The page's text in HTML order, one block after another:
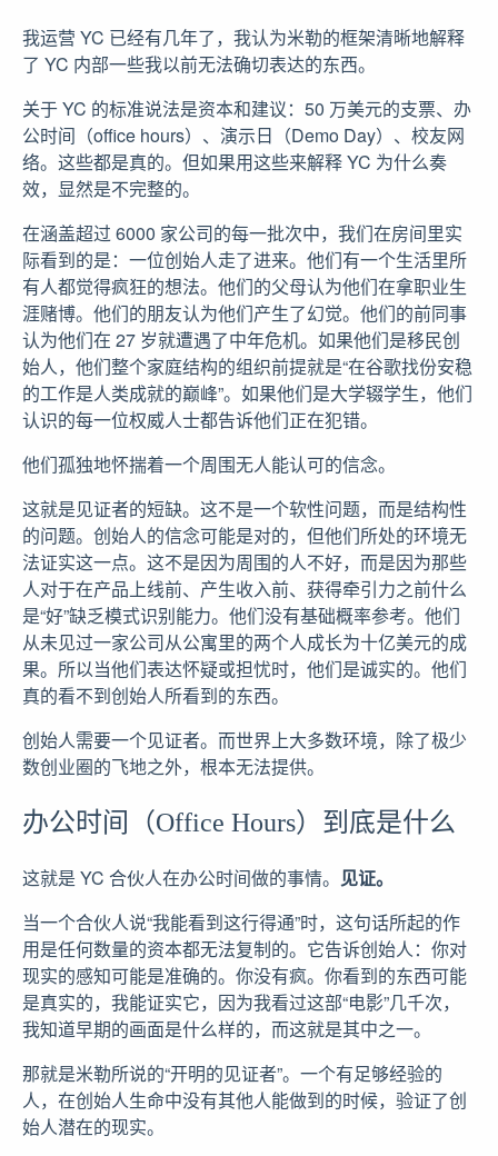
我运营 YC 已经有几年了，我认为米勒的框架清晰地解释
了 YC 内部一些我以前无法确切表达的东西。
关于 YC 的标准说法是资本和建议：50 万美元的支票、办
公时间（office hours）、演示日（Demo Day）、校友网
络。这些都是真的。但如果用这些来解释 YC 为什么奏
效，显然是不完整的。
在涵盖超过 6000 家公司的每一批次中，我们在房间里实
际看到的是：一位创始人走了进来。他们有一个生活里所
有人都觉得疯狂的想法。他们的父母认为他们在拿职业生
涯赌博。他们的朋友认为他们产生了幻觉。他们的前同事
认为他们在 27 岁就遭遇了中年危机。如果他们是移民创
始人，他们整个家庭结构的组织前提就是“在谷歌找份安稳
的工作是人类成就的巅峰”。如果他们是大学辍学生，他们
认识的每一位权威人士都告诉他们正在犯错。
他们孤独地怀揣着一个周围无人能认可的信念。
这就是见证者的短缺。这不是一个软性问题，而是结构性
的问题。创始人的信念可能是对的，但他们所处的环境无
法证实这一点。这不是因为周围的人不好，而是因为那些
人对于在产品上线前、产生收入前、获得牵引力之前什么
是“好”缺乏模式识别能力。他们没有基础概率参考。他们
从未见过一家公司从公寓里的两个人成长为十亿美元的成
果。所以当他们表达怀疑或担忧时，他们是诚实的。他们
真的看不到创始人所看到的东西。
创始人需要一个见证者。而世界上大多数环境，除了极少
数创业圈的飞地之外，根本无法提供。
办公时间（Office Hours）到底是什么
这就是 YC 合伙人在办公时间做的事情。 见证。
当一个合伙人说“我能看到这行得通”时，这句话所起的作
用是任何数量的资本都无法复制的。它告诉创始人：你对
现实的感知可能是准确的。你没有疯。你看到的东西可能
是真实的，我能证实它，因为我看过这部“电影”几千次，
我知道早期的画面是什么样的，而这就是其中之一。
那就是米勒所说的“开明的见证者”。一个有足够经验的
人，在创始人生命中没有其他人能做到的时候，验证了创
始人潜在的现实。